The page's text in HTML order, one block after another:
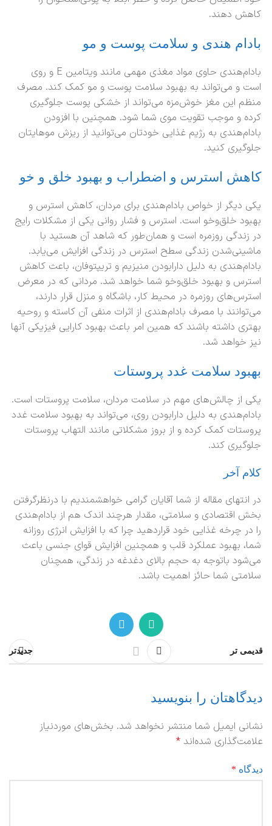
کاهش دهند.
بادام هندی و سلامت پوست و مو
بادام‌هندی حاوی مواد مغذی مهمی مانند ویتامین E و روی
است و می‌تواند به بهبود سلامت پوست و مو کمک کند. مصرف
منظم این مغز خوش‌مزه می‌تواند از خشکی پوست جلوگیری
کرده و موجب تقویت موی شما شود. همچنین با افزودن
بادام‌هندی به رژیم غذایی خودتان می‌توانید از ریزش موهایتان
جلوگیری کنید.
کاهش استرس و اضطراب و بهبود خلق و خو
یکی دیگر از خواص بادام‌هندی برای مردان، کاهش استرس و
بهبود خلق‌وخو است. استرس و فشار روانی یکی از مشکلات رایج
در زندگی روزمره است و همان‌طور که شاهد آن هستید با
ماشینی‌شدن زندگی سطح استرس در زندگی افزایش می‌یابد.
بادام‌هندی به دلیل دارابودن منیزیم و تریپتوفان، باعث کاهش
استرس و بهبود خلق‌وخو شما خواهد شد. مردانی که در معرض
استرس‌های روزمره در محیط کار، باشگاه و منزل قرار دارند،
می‌توانند با مصرف بادام‌هندی از اثرات منفی آن کاسته و روحیه
بهتری داشته باشند که همین امر باعث بهبود کارایی فیزیکی آنها
نیز خواهد شد.
بهبود سلامت غدد پروستات
یکی از چالش‌های مهم در سلامت مردان، سلامت پروستات است.
بادام‌هندی به دلیل دارابودن روی، می‌تواند به بهبود سلامت غدد
پروستات کمک کرده و از بروز مشکلاتی مانند التهاب پروستات
جلوگیری کند.
کلام آخر
در انتهای مقاله از شما آقایان گرامی خواهشمندیم با درنظرگرفتن
بخش اقتصادی و سلامتی، مقدار هرچند اندک هم از بادام‌هندی
را در چرخه غذایی خود قراردهید چرا که با افزایش انرژی روزانه
شما، بهبود عملکرد قلب و همچنین افزایش قوای جنسی باعث
می‌شود باتوجه ‌به حجم بالای دغدغه در زندگی، همچنان
سلامتی شما حائز اهمیت باشد.
جدیدتر قدیمی تر
دیدگاهتان را بنویسید
نشانی ایمیل شما منتشر نخواهد شد. بخش‌های موردنیاز
علامت‌گذاری شده‌اند *
دیدگاه *